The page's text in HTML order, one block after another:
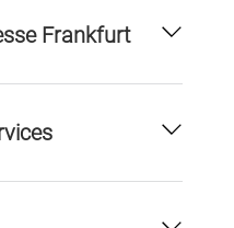
Frankfurt